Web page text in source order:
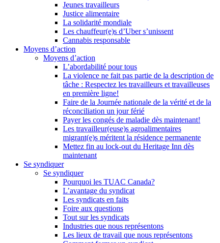
Jeunes travailleurs
Justice alimentaire
La solidarité mondiale
Les chauffeur(e)s d’Uber s’unissent
Cannabis responsable
Moyens d’action
Moyens d’action
L’abordabilité pour tous
La violence ne fait pas partie de la description de
tâche : Respectez les travailleurs et travailleuses
en première ligne!
Faire de la Journée nationale de la vérité et de la
réconciliation un jour férié
Payer les congés de maladie dès maintenant!
Les travailleur(euse)s agroalimentaires
migrant(e)s méritent la résidence permanente
Mettez fin au lock-out du Heritage Inn dès
maintenant
Se syndiquer
Se syndiquer
Pourquoi les TUAC Canada?
L’avantage du syndicat
Les syndicats en faits
Foire aux questions
Tout sur les syndicats
Industries que nous représentons
Les lieux de travail que nous représentons